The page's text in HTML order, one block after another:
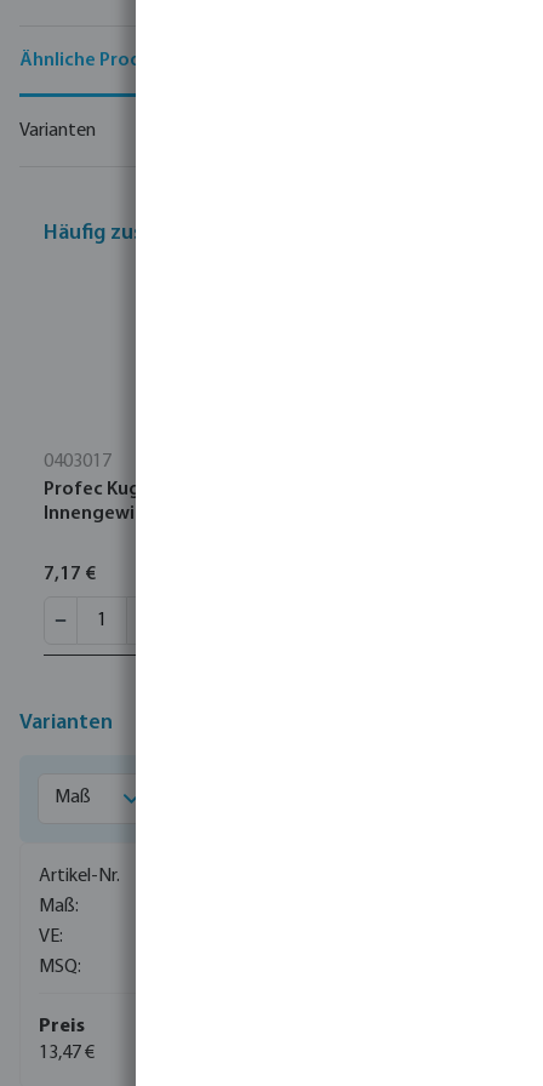
Ähnliche Produkte
Varianten
Häufig zusammen gekauft
0403017
Profec Kugelhahn Messing Vernickelt 1/2"
Innengewinde x Außengewinde 25bar Typ 104
7,17 €
Varianten
13,47 €